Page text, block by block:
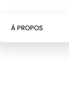
À PROPOS